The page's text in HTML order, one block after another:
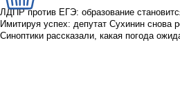
ЛДПР против ЕГЭ: образование
Имитируя успех: депутат Сухинин снова
Синоптики рассказали, какая погода